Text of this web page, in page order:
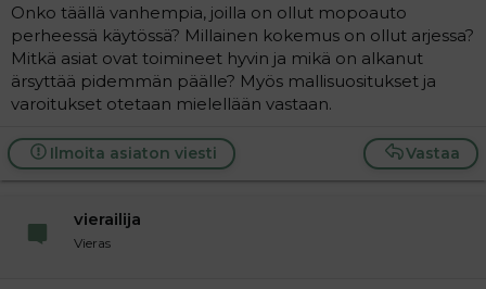
Onko täällä vanhempia, joilla on ollut mopoauto
perheessä käytössä? Millainen kokemus on ollut arjessa?
Mitkä asiat ovat toimineet hyvin ja mikä on alkanut
ärsyttää pidemmän päälle? Myös mallisuositukset ja
varoitukset otetaan mielellään vastaan.
Vastaa
Ilmoita asiaton viesti
vierailija
Vieras